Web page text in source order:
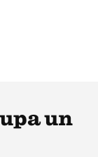
un